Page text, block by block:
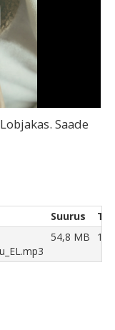
Saade
Suurus
54,8 MB 190